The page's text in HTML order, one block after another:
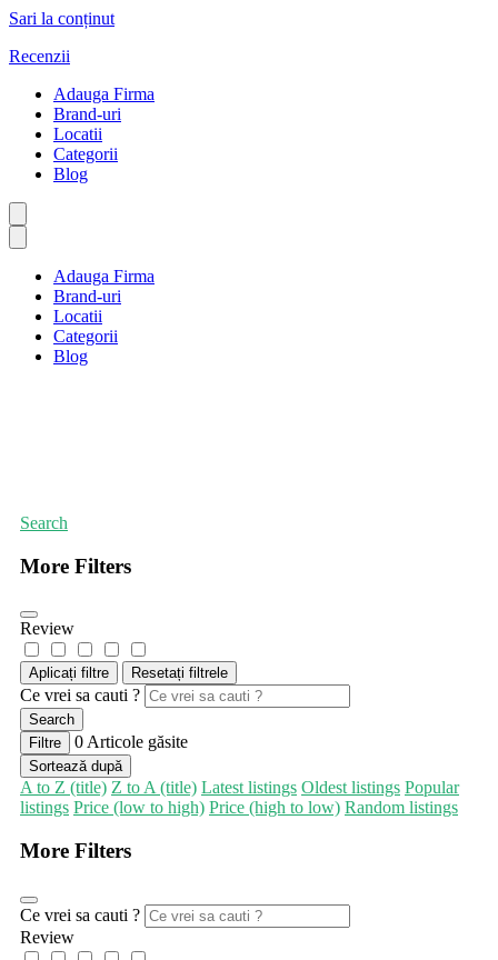
Sari la conținut
Recenzii
Adauga Firma
Brand-uri
Locatii
Categorii
Blog
Adauga Firma
Brand-uri
Locatii
Categorii
Blog
Search
More Filters
Review
Aplicați filtre Resetați filtrele
Ce vrei sa cauti ?
Search
Filtre
0 Articole găsite
Sortează după
A to Z (title) Z to A (title) Latest listings Oldest listings Popular
listings Price (low to high) Price (high to low) Random listings
More Filters
Ce vrei sa cauti ?
Review